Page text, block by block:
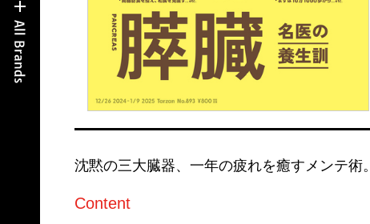
沈黙の三大臓器、一年の疲れを癒すメンテ術。
Content